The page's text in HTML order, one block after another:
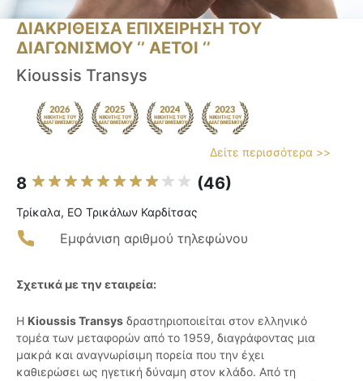
ΔΙΑΚΡΙΘΕΙΣΑ ΕΠΙΧΕΙΡΗΣΗ ΤΟΥ
ΔΙΑΓΩΝΙΣΜΟΥ ‘’ ΑΕΤΟΙ ‘’
Kioussis Transys
Δείτε περισσότερα >>
8 (46)
Τρίκαλα, ΕΟ Τρικάλων Καρδίτσας
Εμφάνιση αριθμού τηλεφώνου
Σχετικά με την εταιρεία:
Η Kioussis Transys δραστηριοποιείται στον ελληνικό
τομέα των μεταφορών από το 1959, διαγράφοντας μια
μακρά και αναγνωρίσιμη πορεία που την έχει
καθιερώσει ως ηγετική δύναμη στον κλάδο. Από τη